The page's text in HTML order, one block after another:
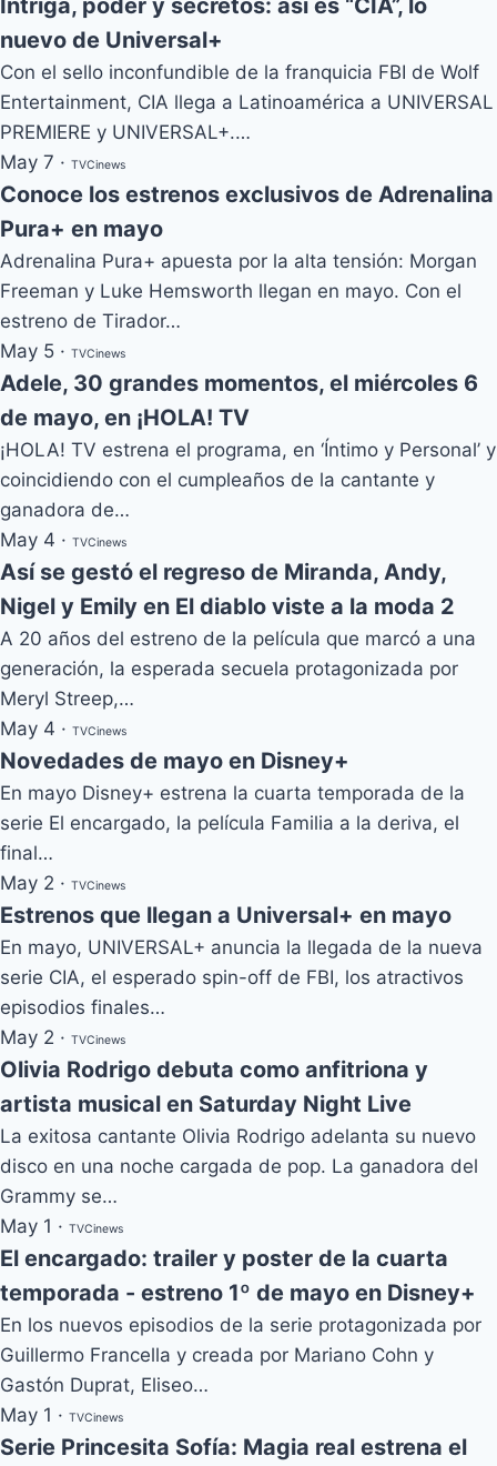
nuevo de Universal+
Con el sello inconfundible de la franquicia FBI de Wolf
Entertainment, CIA llega a Latinoamérica a UNIVERSAL
PREMIERE y UNIVERSAL+.…
May 7 · TVCinews
Conoce los estrenos exclusivos de Adrenalina
Pura+ en mayo
Adrenalina Pura+ apuesta por la alta tensión: Morgan
Freeman y Luke Hemsworth llegan en mayo. Con el
estreno de Tirador…
May 5 · TVCinews
Adele, 30 grandes momentos, el miércoles 6
de mayo, en ¡HOLA! TV
¡HOLA! TV estrena el programa, en ‘Íntimo y Personal’ y
coincidiendo con el cumpleaños de la cantante y
ganadora de…
May 4 · TVCinews
Así se gestó el regreso de Miranda, Andy,
Nigel y Emily en El diablo viste a la moda 2
A 20 años del estreno de la película que marcó a una
generación, la esperada secuela protagonizada por
Meryl Streep,…
May 4 · TVCinews
Novedades de mayo en Disney+
En mayo Disney+ estrena la cuarta temporada de la
serie El encargado, la película Familia a la deriva, el
final…
May 2 · TVCinews
Estrenos que llegan a Universal+ en mayo
En mayo, UNIVERSAL+ anuncia la llegada de la nueva
serie CIA, el esperado spin-off de FBI, los atractivos
episodios finales…
May 2 · TVCinews
Olivia Rodrigo debuta como anfitriona y
artista musical en Saturday Night Live
La exitosa cantante Olivia Rodrigo adelanta su nuevo
disco en una noche cargada de pop. La ganadora del
Grammy se…
May 1 · TVCinews
El encargado: trailer y poster de la cuarta
temporada - estreno 1º de mayo en Disney+
En los nuevos episodios de la serie protagonizada por
Guillermo Francella y creada por Mariano Cohn y
Gastón Duprat, Eliseo…
May 1 · TVCinews
Serie Princesita Sofía: Magia real estrena el